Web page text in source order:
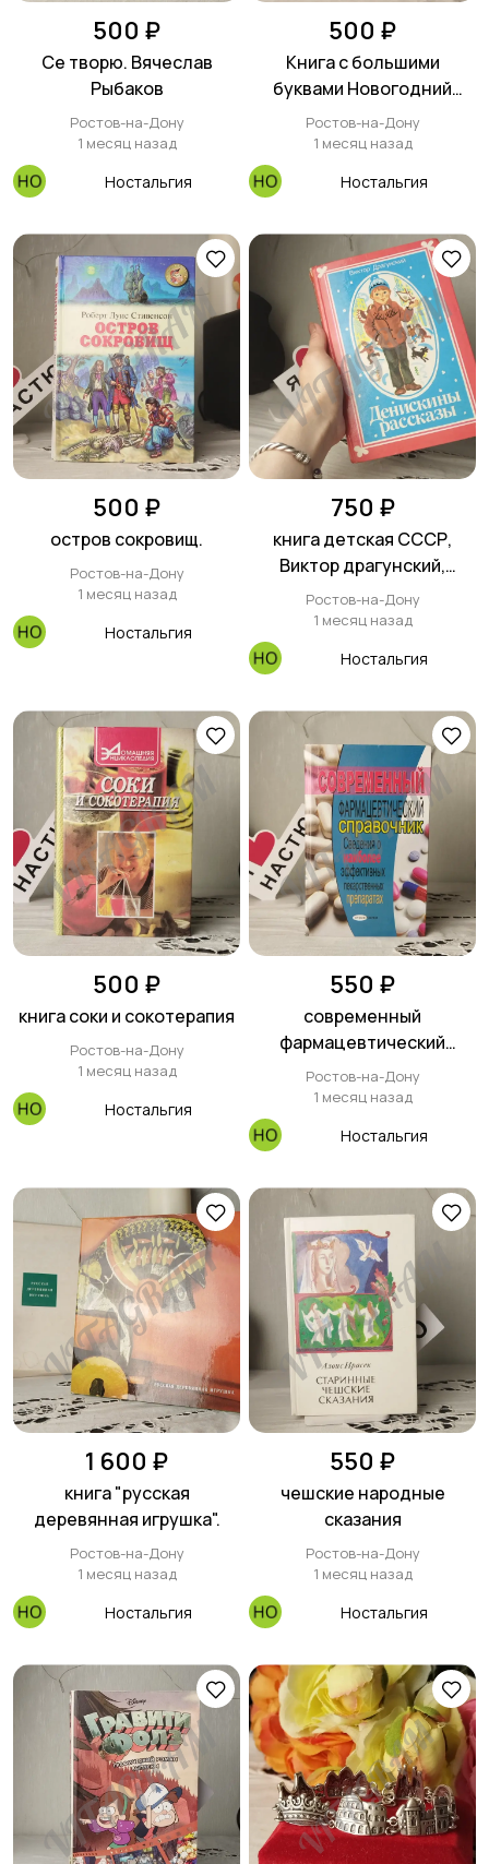
500 ₽
Се творю. Вячеслав
Рыбаков
Ростов-на-Дону
1 месяц назад
Ностальгия
500 ₽
Книга с большими
буквами Новогодний
праздник Ирина
Гурина.новогодний
праздникДля младшего
возрастаСтихи И. В.
ФАТТАХОВА
Ростов-на-Дону
1 месяц назад
Ностальгия
500 ₽
остров сокровищ.
Ростов-на-Дону
1 месяц назад
Ностальгия
750 ₽
книга детская СССР,
Виктор драгунский,
Денискины, рассказы.
Ростов-на-Дону
1 месяц назад
Ностальгия
500 ₽
книга соки и сокотерапия
Ростов-на-Дону
1 месяц назад
Ностальгия
550 ₽
современный
фармацевтический
справочник.
Ростов-на-Дону
1 месяц назад
Ностальгия
1 600 ₽
книга "русская
деревянная игрушка".
Ростов-на-Дону
1 месяц назад
Ностальгия
550 ₽
чешские народные
сказания
Ростов-на-Дону
1 месяц назад
Ностальгия